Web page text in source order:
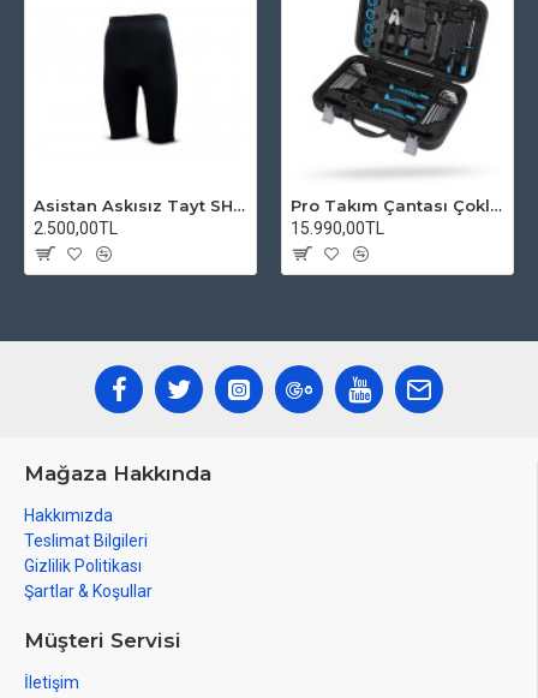
Asistan Askısız Tayt SH20 Pedli Siyah
2.500,00TL
Pro Takım Çantası Çoklu Tamir Seti
15.990,00TL
Mağaza Hakkında
Hakkımızda
Teslimat Bilgileri
Gizlilik Politikası
Şartlar & Koşullar
Müşteri Servisi
İletişim